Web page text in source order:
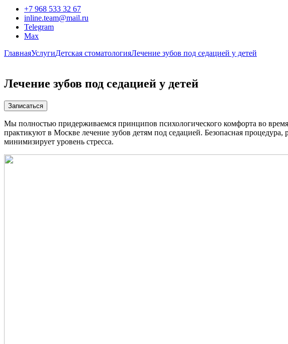
+7 968 533 32 67
inline.team@mail.ru
Telegram
Max
ГлавнаяУслугиДетская стоматологияЛечение зубов под седацией у детей
Лечение зубов под седацией у детей
Записаться
Мы полностью придерживаемся принципов психологического комфорта во
практикуют в Москве лечение зубов детям под седацией. Безопасная
минимизирует уровень стресса.